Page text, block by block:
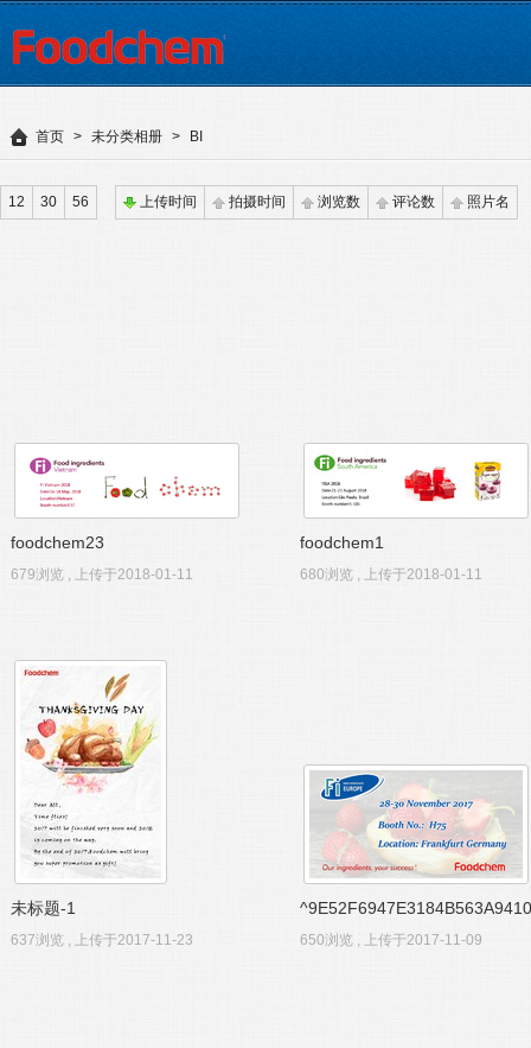
首页 > 未分类相册 > BI
12 30 56 上传时间 拍摄时间 浏览数 评论数 照片名
foodchem23
679浏览 , 上传于2018-01-11
foodchem1
680浏览 , 上传于2018-01-11
未标题-1
637浏览 , 上传于2017-11-23 650浏览 , 上传于2017-11-09